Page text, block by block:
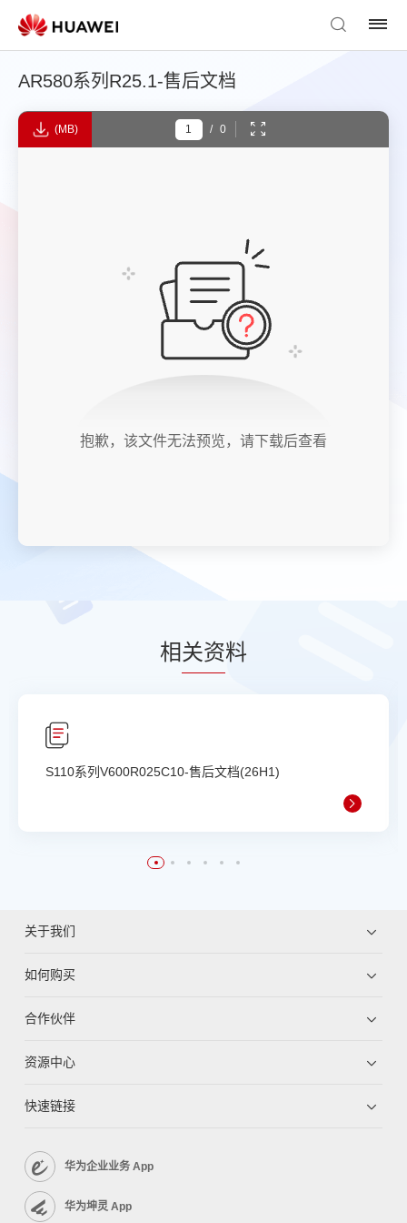
AR580系列R25.1-售后文档
(MB) / 0
抱歉，该文件无法预览，请下载后查看
相关资料
S110系列V600R025C10-售后文档(26H1)
关于我们
如何购买
合作伙伴
资源中心
快速链接
华为企业业务 App
华为坤灵 App